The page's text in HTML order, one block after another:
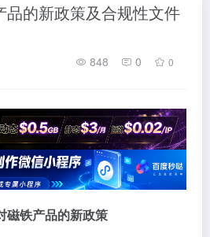
品的新政策及合规性文件
848 0 0
磁铁产品的新政策